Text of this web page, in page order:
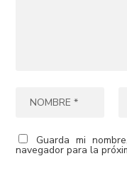
Guarda mi
navegador para la